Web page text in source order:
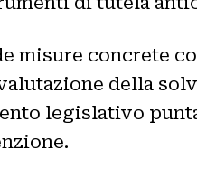
misure concrete
della
legislativo